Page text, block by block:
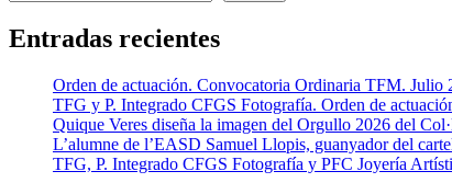
Entradas recientes
Orden de actuación. Convocatoria Ordinaria TFM. Julio
TFG y P. Integrado CFGS Fotografía. Orden de
Quique Veres diseña la imagen del Orgullo 2026 del
L’alumne de l’EASD Samuel Llopis, guanyador del
TFG, P. Integrado CFGS Fotografía y PFC Joyería